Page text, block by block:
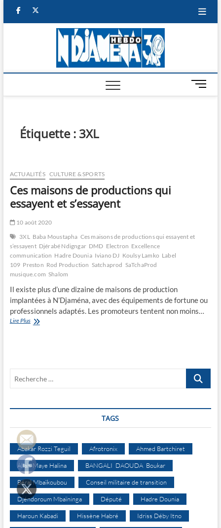
facebook
M
e
Étiquette : 3XL
ACTUALITÉS CULTURE & SPORTS
Ces maisons de productions qui
essayent et s’essayent
10 août 2020
3XL Baba Moustapha Ces maisons de productions qui essayent et
s’essayent Djérabé Ndigngar DMD Electron Excellence
communication Hadre Dounia Iviano DJ Koulsy Lamko Label
109 Preston Rod Production Satchaprod SaTchaProd
musique.com Shalom
Il existe plus d’une dizaine de maisons de production
implantées à N’Djaména, avec des équipements de fortune ou
professionnels adaptés. Les promoteurs tentent non moins…
Lire PlusCes
s’essayent
Recherche
TAGS
Abakar Rozzi Teguil Afrotronix Ahmed Bartchiret
Allah-Maye Halina BANGALI DAOUDA Boukar
Béral Mbaïkoubou Conseil militaire de transition
Djéndoroum Mbaïninga Député Hadre Dounia
Haroun Kabadi Hissène Habré Idriss Déby Itno